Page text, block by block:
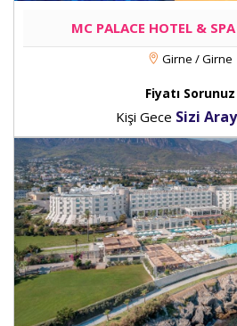
MC PALACE HOTEL &
Girne / Girne
Fiyatı Sorunuz
Kişi Gece Sizi